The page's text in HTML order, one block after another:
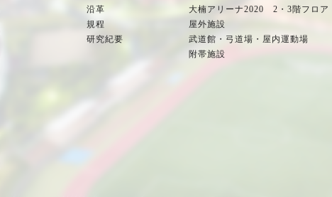
沿革
規程
研究紀要
大楠アリーナ2020 2・3階フロア
屋外施設
武道館・弓道場・屋内運動場
附帯施設